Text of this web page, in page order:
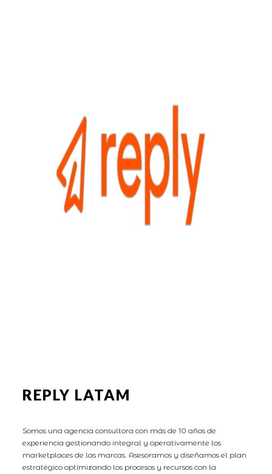
REPLY LATAM
Somos una agencia consultora con más de 10 años de
experiencia gestionando integral y operativamente los
marketplaces de las marcas. Asesoramos y diseñamos el plan
estratégico optimizando los procesos y recursos con la